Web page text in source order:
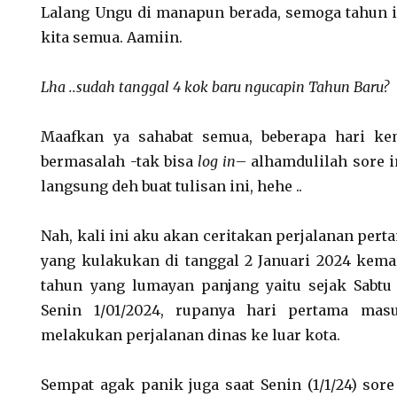
Lalang Ungu di manapun berada, semoga
kita semua. Aamiin.
Lha ..sudah tanggal 4 kok baru ngucapin Tahun Baru?
Maafkan ya sahabat semua, beberapa hari
bermasalah -tak bisa log in– alhamdulilah sore
langsung deh buat tulisan ini, hehe ..
Nah, kali ini aku akan ceritakan perjalanan
yang kulakukan di tanggal 2 Januari 2024
tahun yang lumayan panjang yaitu sejak
Senin 1/01/2024, rupanya hari pertama
melakukan perjalanan dinas ke luar kota.
Sempat agak panik juga saat Senin (1/1/24)